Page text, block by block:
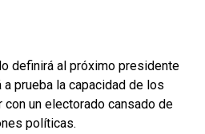
definirá al próximo presidente
prueba la capacidad de los
un electorado cansado de
políticas.